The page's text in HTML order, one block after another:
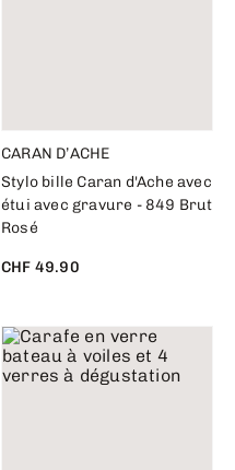
CARAN D’ACHE
Stylo bille Caran d'Ache avec
étui avec gravure - 849 Brut
Rosé
CHF 49.90